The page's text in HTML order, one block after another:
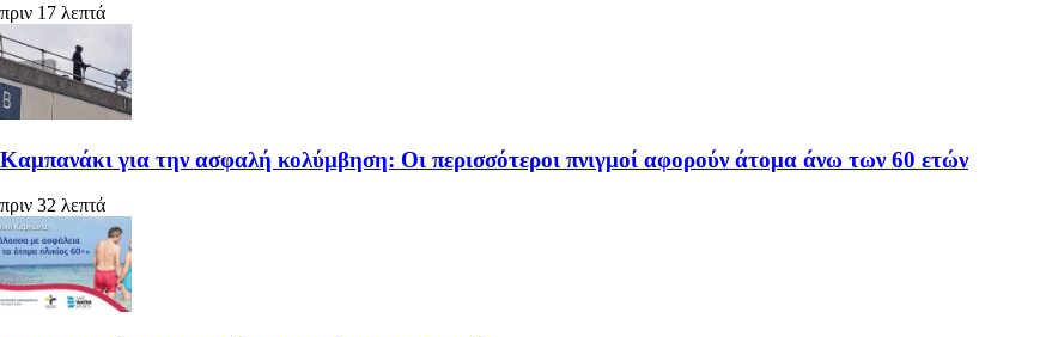
πριν 17 λεπτά
Καμπανάκι για την ασφαλή κολύμβηση: Οι περισσότεροι πνιγμοί αφορούν άτομα άνω των 60 ετών
πριν 32 λεπτά